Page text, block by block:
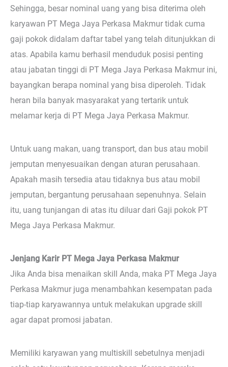
Sehingga, besar nominal uang yang bisa diterima oleh
karyawan PT Mega Jaya Perkasa Makmur tidak cuma
gaji pokok didalam daftar tabel yang telah ditunjukkan di
atas. Apabila kamu berhasil menduduk posisi penting
atau jabatan tinggi di PT Mega Jaya Perkasa Makmur ini,
bayangkan berapa nominal yang bisa diperoleh. Tidak
heran bila banyak masyarakat yang tertarik untuk
melamar kerja di PT Mega Jaya Perkasa Makmur.
Untuk uang makan, uang transport, dan bus atau mobil
jemputan menyesuaikan dengan aturan perusahaan.
Apakah masih tersedia atau tidaknya bus atau mobil
jemputan, bergantung perusahaan sepenuhnya. Selain
itu, uang tunjangan di atas itu diluar dari Gaji pokok PT
Mega Jaya Perkasa Makmur.
Jenjang Karir PT Mega Jaya Perkasa Makmur
Jika Anda bisa menaikan skill Anda, maka PT Mega Jaya
Perkasa Makmur juga menambahkan kesempatan pada
tiap-tiap karyawannya untuk melakukan upgrade skill
agar dapat promosi jabatan.
Memiliki karyawan yang multiskill sebetulnya menjadi